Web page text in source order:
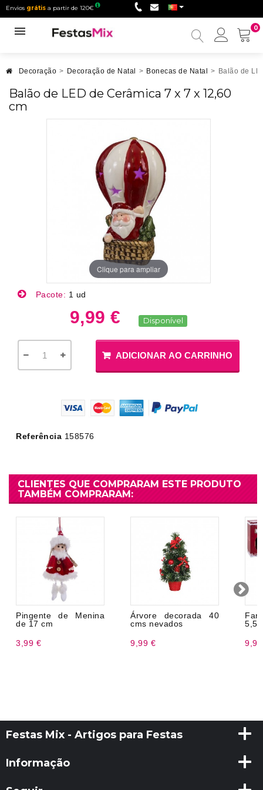
Envios grátis a partir de 120€
0
Minha
Decoração > Decoração de Natal > Bonecas de Natal > Balão de
Balão de LED de Cerâmica 7 x 7 x 12,60
cm
Clique para ampliar
Pacote: 1 ud
9,99 € Disponível
ADICIONAR AO CARRINHO
Referência 158576
CLIENTES QUE COMPRARAM ESTE PRODUTO
TAMBÉM COMPRARAM:
Pingente de Menina
de 17 cm
3,99 €
Árvore decorada 40
cms nevados
9,99 €
Festas Mix - Artigos para Festas
Informação